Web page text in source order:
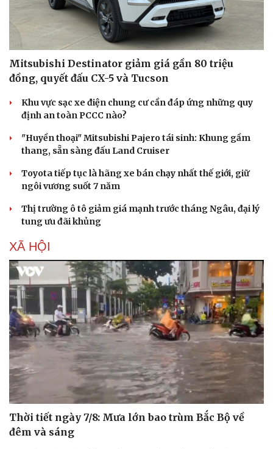
Du lịch
Săn Tour
check-in
Podcast
Đọc truyện đêm khuya
Mitsubishi Destinator giảm giá gần 80 triệu
đồng, quyết đấu CX-5 và Tucson
Khu vực sạc xe điện chung cư cần đáp ứng những quy
định an toàn PCCC nào?
"Huyền thoại" Mitsubishi Pajero tái sinh: Khung gầm
thang, sẵn sàng đấu Land Cruiser
Toyota tiếp tục là hãng xe bán chạy nhất thế giới, giữ
ngôi vương suốt 7 năm
Thị trường ô tô giảm giá mạnh trước tháng Ngâu, đại lý
tung ưu đãi khủng
XÃ HỘI
Thời tiết ngày 7/8: Mưa lớn bao trùm Bắc Bộ về
đêm và sáng